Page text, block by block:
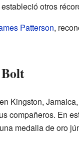
otros
Patterson,
Kingston,
compañeros. En
medalla de oro